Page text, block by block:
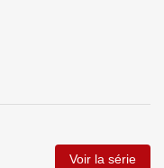
Voir la série